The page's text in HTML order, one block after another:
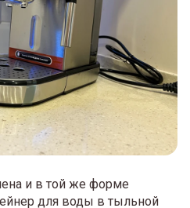
и в той же форме
для воды в тыльной